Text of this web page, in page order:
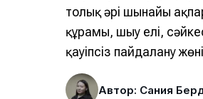
толық әрі шынайы
құрамы, шығу елі,
қауіпсіз пайдалану
Автор: Сания